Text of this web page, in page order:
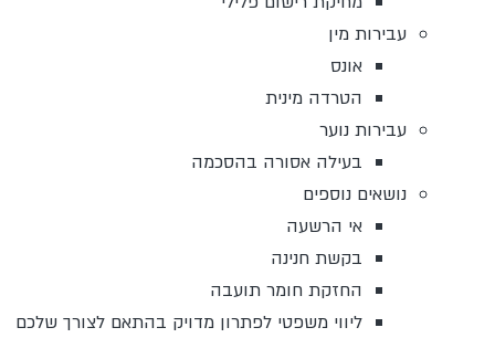
עבירות מין
אונס
הטרדה מינית
עבירות נוער
בעילה אסורה בהסכמה
נושאים נוספים
אי הרשעה
בקשת חנינה
החזקת חומר תועבה
ליווי משפטי לפתרון מדויק בהתאם לצורך שלכם